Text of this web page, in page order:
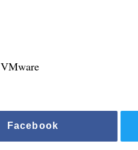
VMware
Facebook